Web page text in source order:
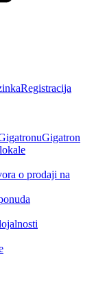
Registracija
Gigatron
o prodaji na